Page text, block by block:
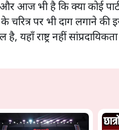
आज भी है कि क्या कोई
चरित्र पर भी दाग लगाने
यहाँ राष्ट्र नहीं